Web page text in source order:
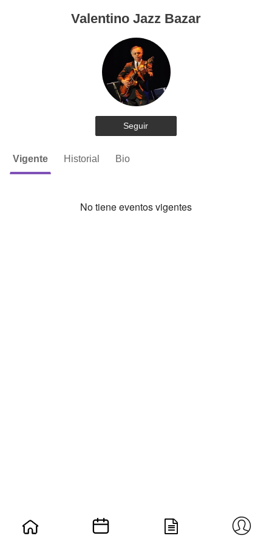
Valentino Jazz Bazar
Seguir
Vigente Historial Bio
No tiene eventos vigentes